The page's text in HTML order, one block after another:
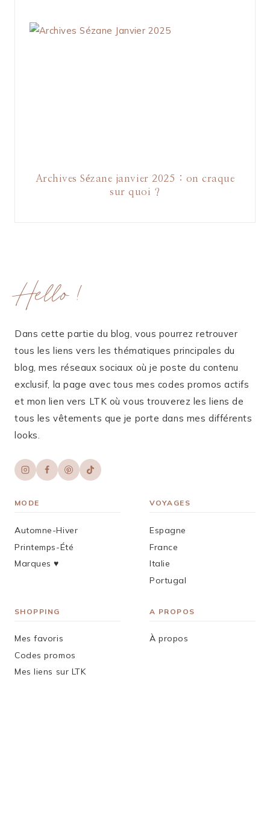
Archives Sézane janvier 2025 : on craque
sur quoi ?
Hello !
Dans cette partie du blog, vous pourrez retrouver
tous les liens vers les thématiques principales du
blog, mes réseaux sociaux où je poste du contenu
exclusif, la page avec tous mes codes promos actifs
et mon lien vers LTK où vous trouverez les liens de
tous les vêtements que je porte dans mes différents
looks.
MODE
Automne-Hiver
Printemps-Été
Marques ♥︎
VOYAGES
Espagne
France
Italie
Portugal
SHOPPING
Mes favoris
Codes promos
Mes liens sur LTK
A PROPOS
À propos